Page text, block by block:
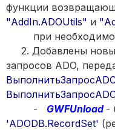
функции
"AddIn.ADOUtils" и
при
2. Добавлены
запросов ADO,
- GWFUnload -
'ADODB.RecordSet'